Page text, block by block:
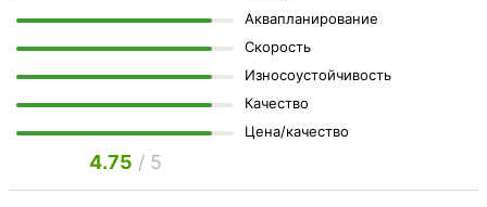
Аквапланирование
Скорость
Износоустойчивость
Качество
Цена/качество
4.75 / 5